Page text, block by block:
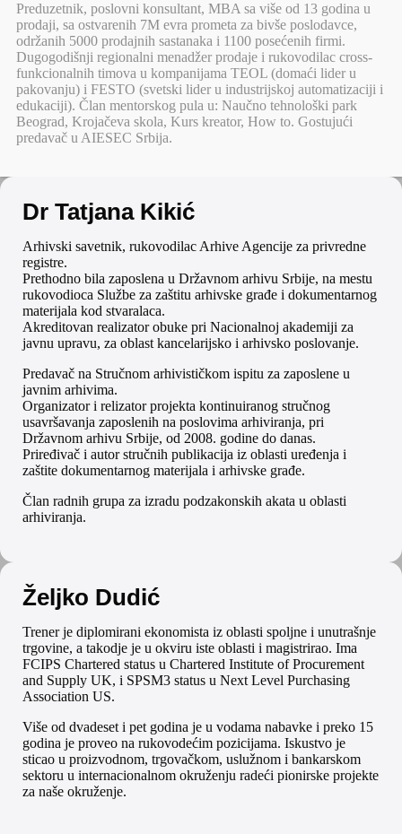
Preduzetnik, poslovni konsultant, MBA sa više od 13 godina u
prodaji, sa ostvarenih 7M evra prometa za bivše poslodavce,
održanih 5000 prodajnih sastanaka i 1100 posećenih firmi.
Dugogodišnji regionalni menadžer prodaje i rukovodilac cross-
funkcionalnih timova u kompanijama TEOL (domaći lider u
pakovanju) i FESTO (svetski lider u industrijskoj automatizaciji i
edukaciji). Član mentorskog pula u: Naučno tehnološki park
Beograd, Krojačeva skola, Kurs kreator, How to. Gostujući
predavač u AIESEC Srbija.
Dr Tatjana Kikić
Arhivski savetnik, rukovodilac Arhive Agencije za privredne
registre.
Prethodno bila zaposlena u Državnom arhivu Srbije, na mestu
rukovodioca Službe za zaštitu arhivske građe i dokumentarnog
materijala kod stvaralaca.
Akreditovan realizator obuke pri Nacionalnoj akademiji za
javnu upravu, za oblast kancelarijsko i arhivsko poslovanje.
Predavač na Stručnom arhivističkom ispitu za zaposlene u
javnim arhivima.
Organizator i relizator projekta kontinuiranog stručnog
usavršavanja zaposlenih na poslovima arhiviranja, pri
Državnom arhivu Srbije, od 2008. godine do danas.
Priređivač i autor stručnih publikacija iz oblasti uređenja i
zaštite dokumentarnog materijala i arhivske građe.
Član radnih grupa za izradu podzakonskih akata u oblasti
arhiviranja.
Željko Dudić
Trener je diplomirani ekonomista iz oblasti spoljne i unutrašnje
trgovine, a takodje je u okviru iste oblasti i magistrirao. Ima
FCIPS Chartered status u Chartered Institute of Procurement
and Supply UK, i SPSM3 status u Next Level Purchasing
Association US.
Više od dvadeset i pet godina je u vodama nabavke i preko 15
godina je proveo na rukovodećim pozicijama. Iskustvo je
sticao u proizvodnom, trgovačkom, uslužnom i bankarskom
sektoru u internacionalnom okruženju radeći pionirske projekte
za naše okruženje.